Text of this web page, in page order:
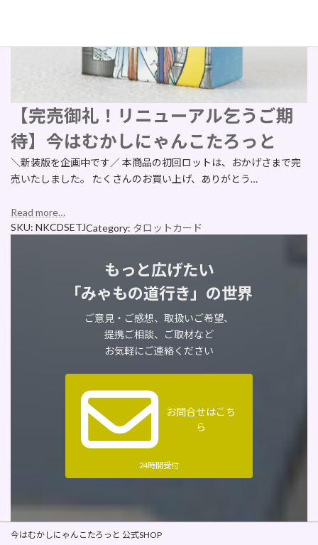
【完売御礼！リニューアル乞うご期
待】今はむかしにゃんこたろっと
＼新装版を企画中です／ 本商品の初回ロットは、おかげさまで完
売いたしました。 たくさんのお買い上げ、ありがとう…
Read more…
SKU: NKCDSETJCategory: タロットカード
もっと広げたい
「みゃもの道行き」の世界
ご意見・ご感想、取扱いご希望、
提携ご相談、ご取材など
お気軽にご連絡ください
お問合せはこち
ら
24時間受付
今はむかしにゃんこたろっと 公式SHOP